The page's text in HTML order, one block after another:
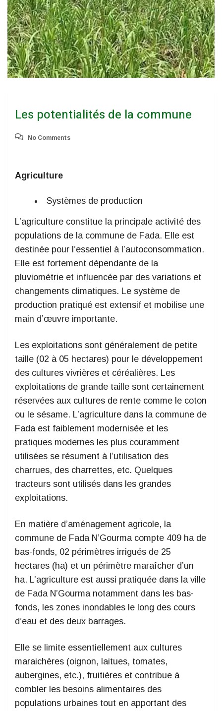
Les potentialités de la commune
No Comments
Agriculture
Systèmes de production
L’agriculture constitue la principale activité des
populations de la commune de Fada. Elle est
destinée pour l’essentiel à l’autoconsommation.
Elle est fortement dépendante de la
pluviométrie et influencée par des variations et
changements climatiques. Le système de
production pratiqué est extensif et mobilise une
main d’œuvre importante.
Les exploitations sont généralement de petite
taille (02 à 05 hectares) pour le développement
des cultures vivrières et céréalières. Les
exploitations de grande taille sont certainement
réservées aux cultures de rente comme le coton
ou le sésame. L’agriculture dans la commune de
Fada est faiblement modernisée et les
pratiques modernes les plus couramment
utilisées se résument à l’utilisation des
charrues, des charrettes, etc. Quelques
tracteurs sont utilisés dans les grandes
exploitations.
En matière d’aménagement agricole, la
commune de Fada N’Gourma compte 409 ha de
bas-fonds, 02 périmètres irrigués de 25
hectares (ha) et un périmètre maraîcher d’un
ha. L’agriculture est aussi pratiquée dans la ville
de Fada N’Gourma notamment dans les bas-
fonds, les zones inondables le long des cours
d’eau et des deux barrages.
Elle se limite essentiellement aux cultures
maraichères (oignon, laitues, tomates,
aubergines, etc.), fruitières et contribue à
combler les besoins alimentaires des
populations urbaines tout en apportant des